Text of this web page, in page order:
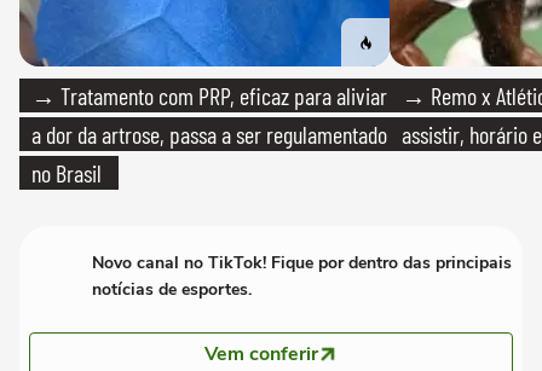
→ Tratamento com PRP, eficaz para aliviar
a dor da artrose, passa a ser regulamentado
no Brasil
→ Remo x
assistir, horário
Novo canal no TikTok! Fique por dentro das principais
notícias de esportes.
Vem conferir